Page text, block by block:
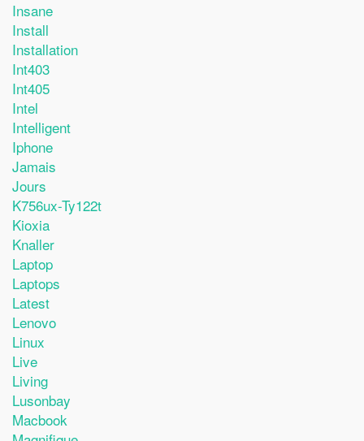
Insane
Install
Installation
Int403
Int405
Intel
Intelligent
Iphone
Jamais
Jours
K756ux-Ty122t
Kioxia
Knaller
Laptop
Laptops
Latest
Lenovo
Linux
Live
Living
Lusonbay
Macbook